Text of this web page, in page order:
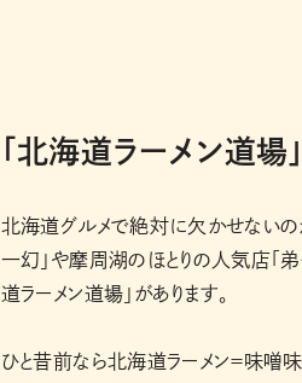
「北海道ラーメン道
北海道グルメで絶対に欠かせないの
一幻」や摩周湖のほとりの人気店「
道ラーメン道場」があります。
ひと昔前なら北海道ラーメン＝味噌